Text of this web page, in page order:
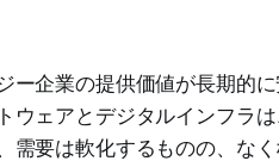
ー企業の提供価値が長期的に
ウェアとデジタルインフラは
需要は軟化するものの、なく